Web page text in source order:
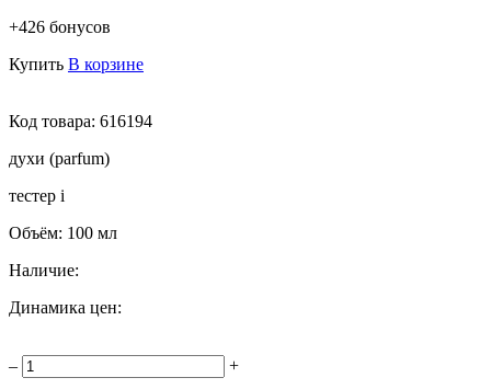
+426 бонусов
Купить В корзине
Код товара: 616194
духи (parfum)
тестер i
Объём: 100 мл
Наличие:
Динамика цен:
– +